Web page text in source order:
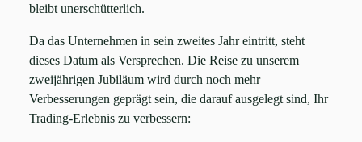
bleibt unerschütterlich.
Da das Unternehmen in sein zweites Jahr eintritt, steht
dieses Datum als Versprechen. Die Reise zu unserem
zweijährigen Jubiläum wird durch noch mehr
Verbesserungen geprägt sein, die darauf ausgelegt sind, Ihr
Trading-Erlebnis zu verbessern: